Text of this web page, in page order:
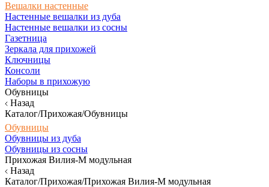
Вешалки настенные
Настенные вешалки из дуба
Настенные вешалки из сосны
Газетница
Зеркала для прихожей
Ключницы
Консоли
Наборы в прихожую
Обувницы
Назад
Каталог/Прихожая/Обувницы
Обувницы
Обувницы из дуба
Обувницы из сосны
Прихожая Вилия-М модульная
Назад
Каталог/Прихожая/Прихожая Вилия-М модульная